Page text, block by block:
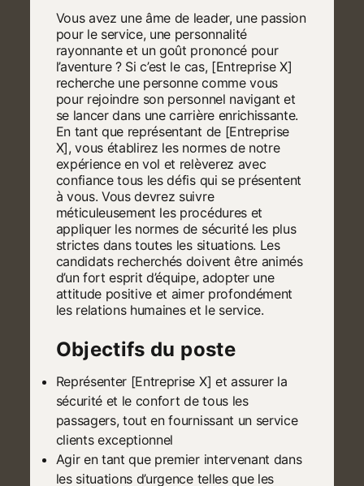
Vous avez une âme de leader, une passion
pour le service, une personnalité
rayonnante et un goût prononcé pour
l’aventure ? Si c’est le cas, [Entreprise X]
recherche une personne comme vous
pour rejoindre son personnel navigant et
se lancer dans une carrière enrichissante.
En tant que représentant de [Entreprise
X], vous établirez les normes de notre
expérience en vol et relèverez avec
confiance tous les défis qui se présentent
à vous. Vous devrez suivre
méticuleusement les procédures et
appliquer les normes de sécurité les plus
strictes dans toutes les situations. Les
candidats recherchés doivent être animés
d’un fort esprit d’équipe, adopter une
attitude positive et aimer profondément
les relations humaines et le service.
Objectifs du poste
Représenter [Entreprise X] et assurer la
sécurité et le confort de tous les
passagers, tout en fournissant un service
clients exceptionnel
Agir en tant que premier intervenant dans
les situations d’urgence telles que les